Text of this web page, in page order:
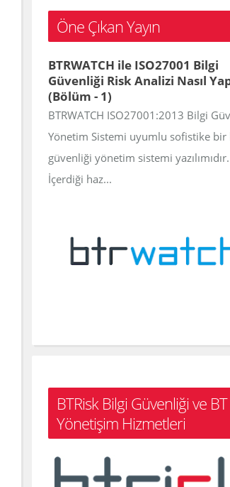
f
o
r
:
Öne Çıkan Yayın
BTRWATCH ile ISO27001 Bilgi
Güvenliği Risk Analizi Nasıl
(Bölüm - 1)
BTRWATCH ISO27001:2013 Bilgi
Yönetim Sistemi uyumlu sofistike bir
güvenliği yönetim sistemi yazılımıdır.
İçerdiği haz...
BTRisk Bilgi Güvenliği ve BT
Yönetişim Hizmetleri